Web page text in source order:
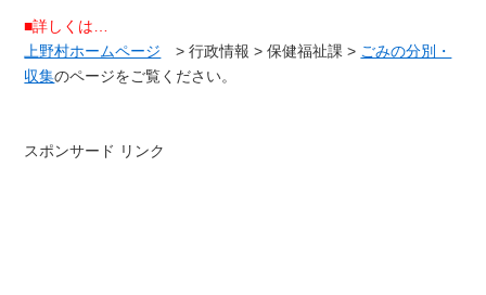
■詳しくは…
上野村ホームページ > 行政情報 > 保健福祉課 > ごみの分別・
収集のページをご覧ください。
スポンサード リンク